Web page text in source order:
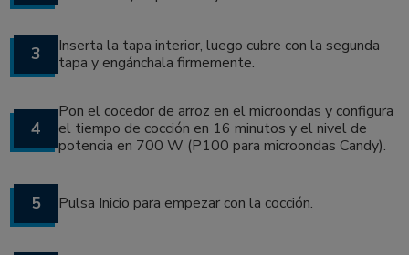
3
Inserta la tapa interior, luego cubre con la segunda
tapa y engánchala firmemente.
4
Pon el cocedor de arroz en el microondas y configura
el tiempo de cocción en 16 minutos y el nivel de
potencia en 700 W (P100 para microondas Candy).
5 Pulsa Inicio para empezar con la cocción.